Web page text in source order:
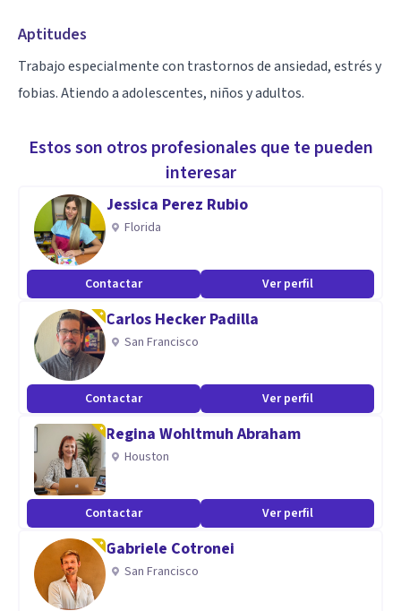
Aptitudes
Trabajo especialmente con trastornos de ansiedad, estrés y
fobias. Atiendo a adolescentes, niños y adultos.
Estos son otros profesionales que te pueden
interesar
Jessica Perez Rubio
Florida
Contactar Ver perfil
Carlos Hecker Padilla
San Francisco
Contactar Ver perfil
Regina Wohltmuh Abraham
Houston
Contactar Ver perfil
Gabriele Cotronei
San Francisco